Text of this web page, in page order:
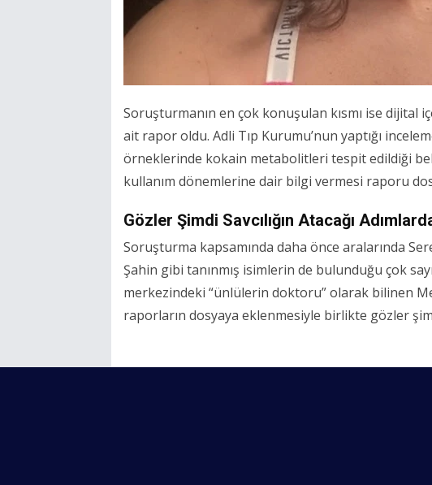
Soruşturmanın en çok konuşulan kısmı ise dijital
ait rapor oldu. Adli Tıp Kurumu’nun yaptığı
örneklerinde kokain metabolitleri tespit edildiği
kullanım dönemlerine dair bilgi vermesi raporu
Gözler Şimdi Savcılığın Atacağı
Soruşturma kapsamında daha önce aralarında
Şahin gibi tanınmış isimlerin de bulunduğu çok
merkezindeki “ünlülerin doktoru” olarak bilinen
raporların dosyaya eklenmesiyle birlikte gözler